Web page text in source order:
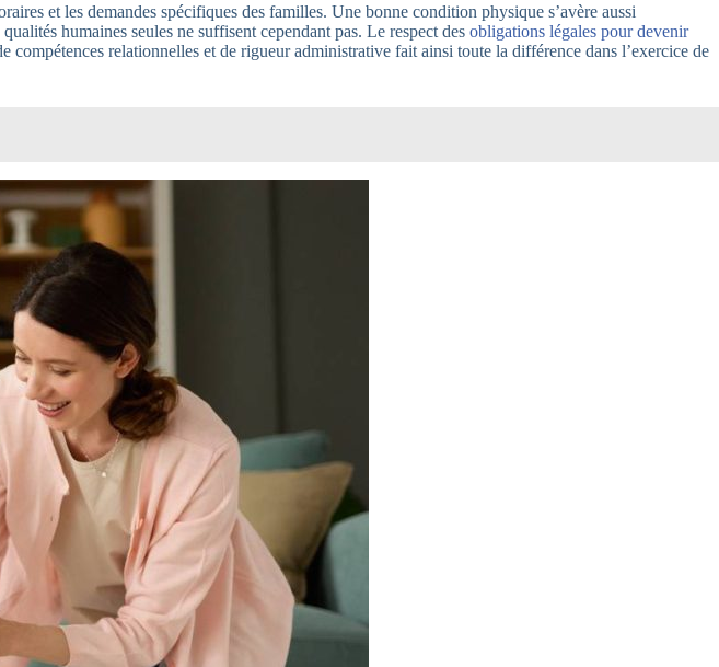
et les demandes spécifiques des familles. Une bonne condition physique s’avère aussi
humaines seules ne suffisent cependant pas. Le respect des obligations légales pour devenir
relationnelles et de rigueur administrative fait ainsi toute la différence dans l’exercice de